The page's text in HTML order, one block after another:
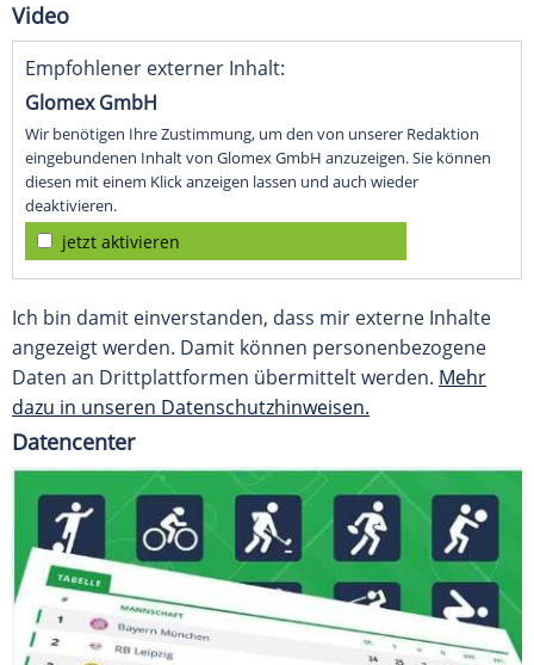
Video
Empfohlener externer Inhalt:
Glomex GmbH
Wir benötigen Ihre Zustimmung, um den von unserer Redaktion
eingebundenen Inhalt von Glomex GmbH anzuzeigen. Sie können
diesen mit einem Klick anzeigen lassen und auch wieder
deaktivieren.
jetzt aktivieren
Ich bin damit einverstanden, dass mir externe Inhalte
angezeigt werden. Damit können personenbezogene
Daten an Drittplattformen übermittelt werden. Mehr
dazu in unseren Datenschutzhinweisen.
Datencenter